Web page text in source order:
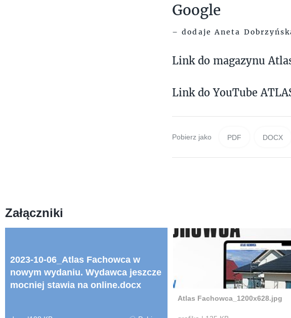
Google
– dodaje Aneta
Link do magazynu
Link do YouTube
Pobierz jako PDF DOCX
Załączniki
2023-10-06_Atlas Fachowca w
nowym wydaniu. Wydawca jeszcze
mocniej stawia na online.docx
Atlas Fachowca_1200x628.jpg